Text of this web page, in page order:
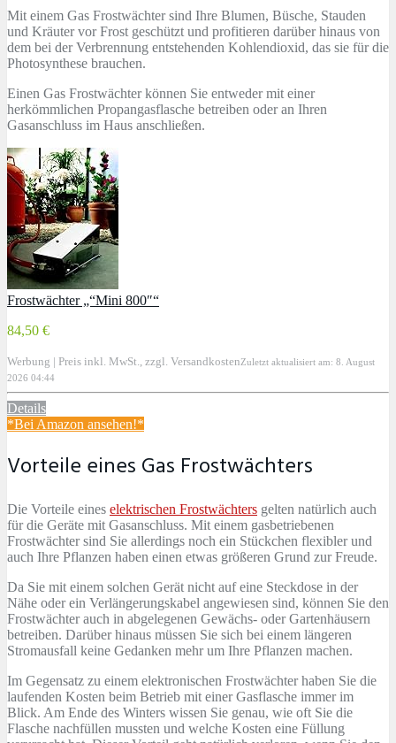
Mit einem Gas Frostwächter sind Ihre Blumen, Büsche, Stauden
und Kräuter vor Frost geschützt und profitieren darüber hinaus von
dem bei der Verbrennung entstehenden Kohlendioxid, das sie für die
Photosynthese brauchen.
Einen Gas Frostwächter können Sie entweder mit einer
herkömmlichen Propangasflasche betreiben oder an Ihren
Gasanschluss im Haus anschließen.
Frostwächter „“Mini 800″“
84,50 €
Werbung | Preis inkl. MwSt., zzgl. VersandkostenZuletzt aktualisiert am: 8. August
2026 04:44
Details
*Bei Amazon ansehen!*
Vorteile eines Gas Frostwächters
Die Vorteile eines elektrischen Frostwächters gelten natürlich auch
für die Geräte mit Gasanschluss. Mit einem gasbetriebenen
Frostwächter sind Sie allerdings noch ein Stückchen flexibler und
auch Ihre Pflanzen haben einen etwas größeren Grund zur Freude.
Da Sie mit einem solchen Gerät nicht auf eine Steckdose in der
Nähe oder ein Verlängerungskabel angewiesen sind, können Sie den
Frostwächter auch in abgelegenen Gewächs- oder Gartenhäusern
betreiben. Darüber hinaus müssen Sie sich bei einem längeren
Stromausfall keine Gedanken mehr um Ihre Pflanzen machen.
Im Gegensatz zu einem elektronischen Frostwächter haben Sie die
laufenden Kosten beim Betrieb mit einer Gasflasche immer im
Blick. Am Ende des Winters wissen Sie genau, wie oft Sie die
Flasche nachfüllen mussten und welche Kosten eine Füllung